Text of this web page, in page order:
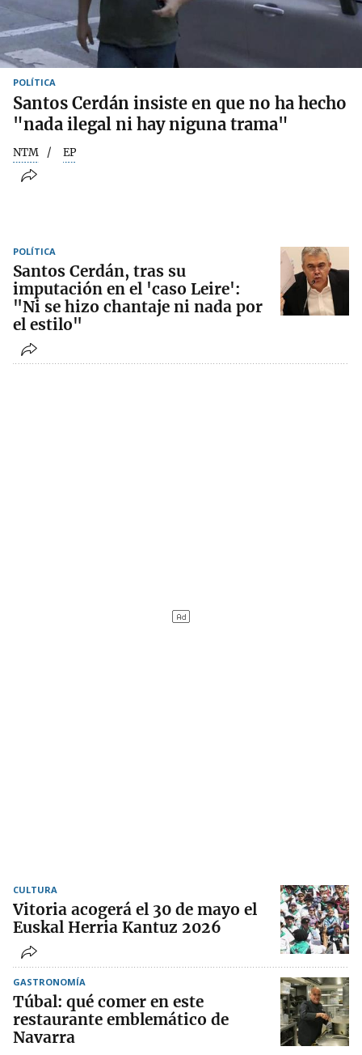
POLÍTICA
Santos Cerdán insiste en que no ha hecho
"nada ilegal ni hay niguna trama"
NTM EP
POLÍTICA
Santos Cerdán, tras su
imputación en el 'caso Leire':
"Ni se hizo chantaje ni nada por
el estilo"
CULTURA
Vitoria acogerá el 30 de mayo el
Euskal Herria Kantuz 2026
GASTRONOMÍA
Túbal: qué comer en este
restaurante emblemático de
Navarra